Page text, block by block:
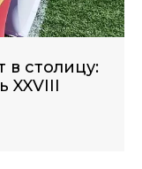
в столицу:
XXVIII